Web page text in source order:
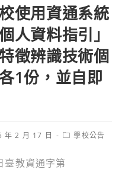
使用資通系統
人資料指引」
徵辨識技術個
1份，並自即
年 2 月 17 日
Post學校公告
臺教資通字第